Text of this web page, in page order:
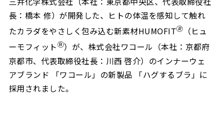
長：橋本 修）が開発した、ヒトの体温を感知して触れ
たカラダをやさしく包み込む新素材HUMOFIT🄬
（ヒュ
ーモフィットⓇ）が、株式会社ワコール（本社：京都府
京都市、代表取締役社長：川西 啓介）のインナーウェ
アブランド 「ワコール」の新製品 「ハグするブラ」に
採用されました。